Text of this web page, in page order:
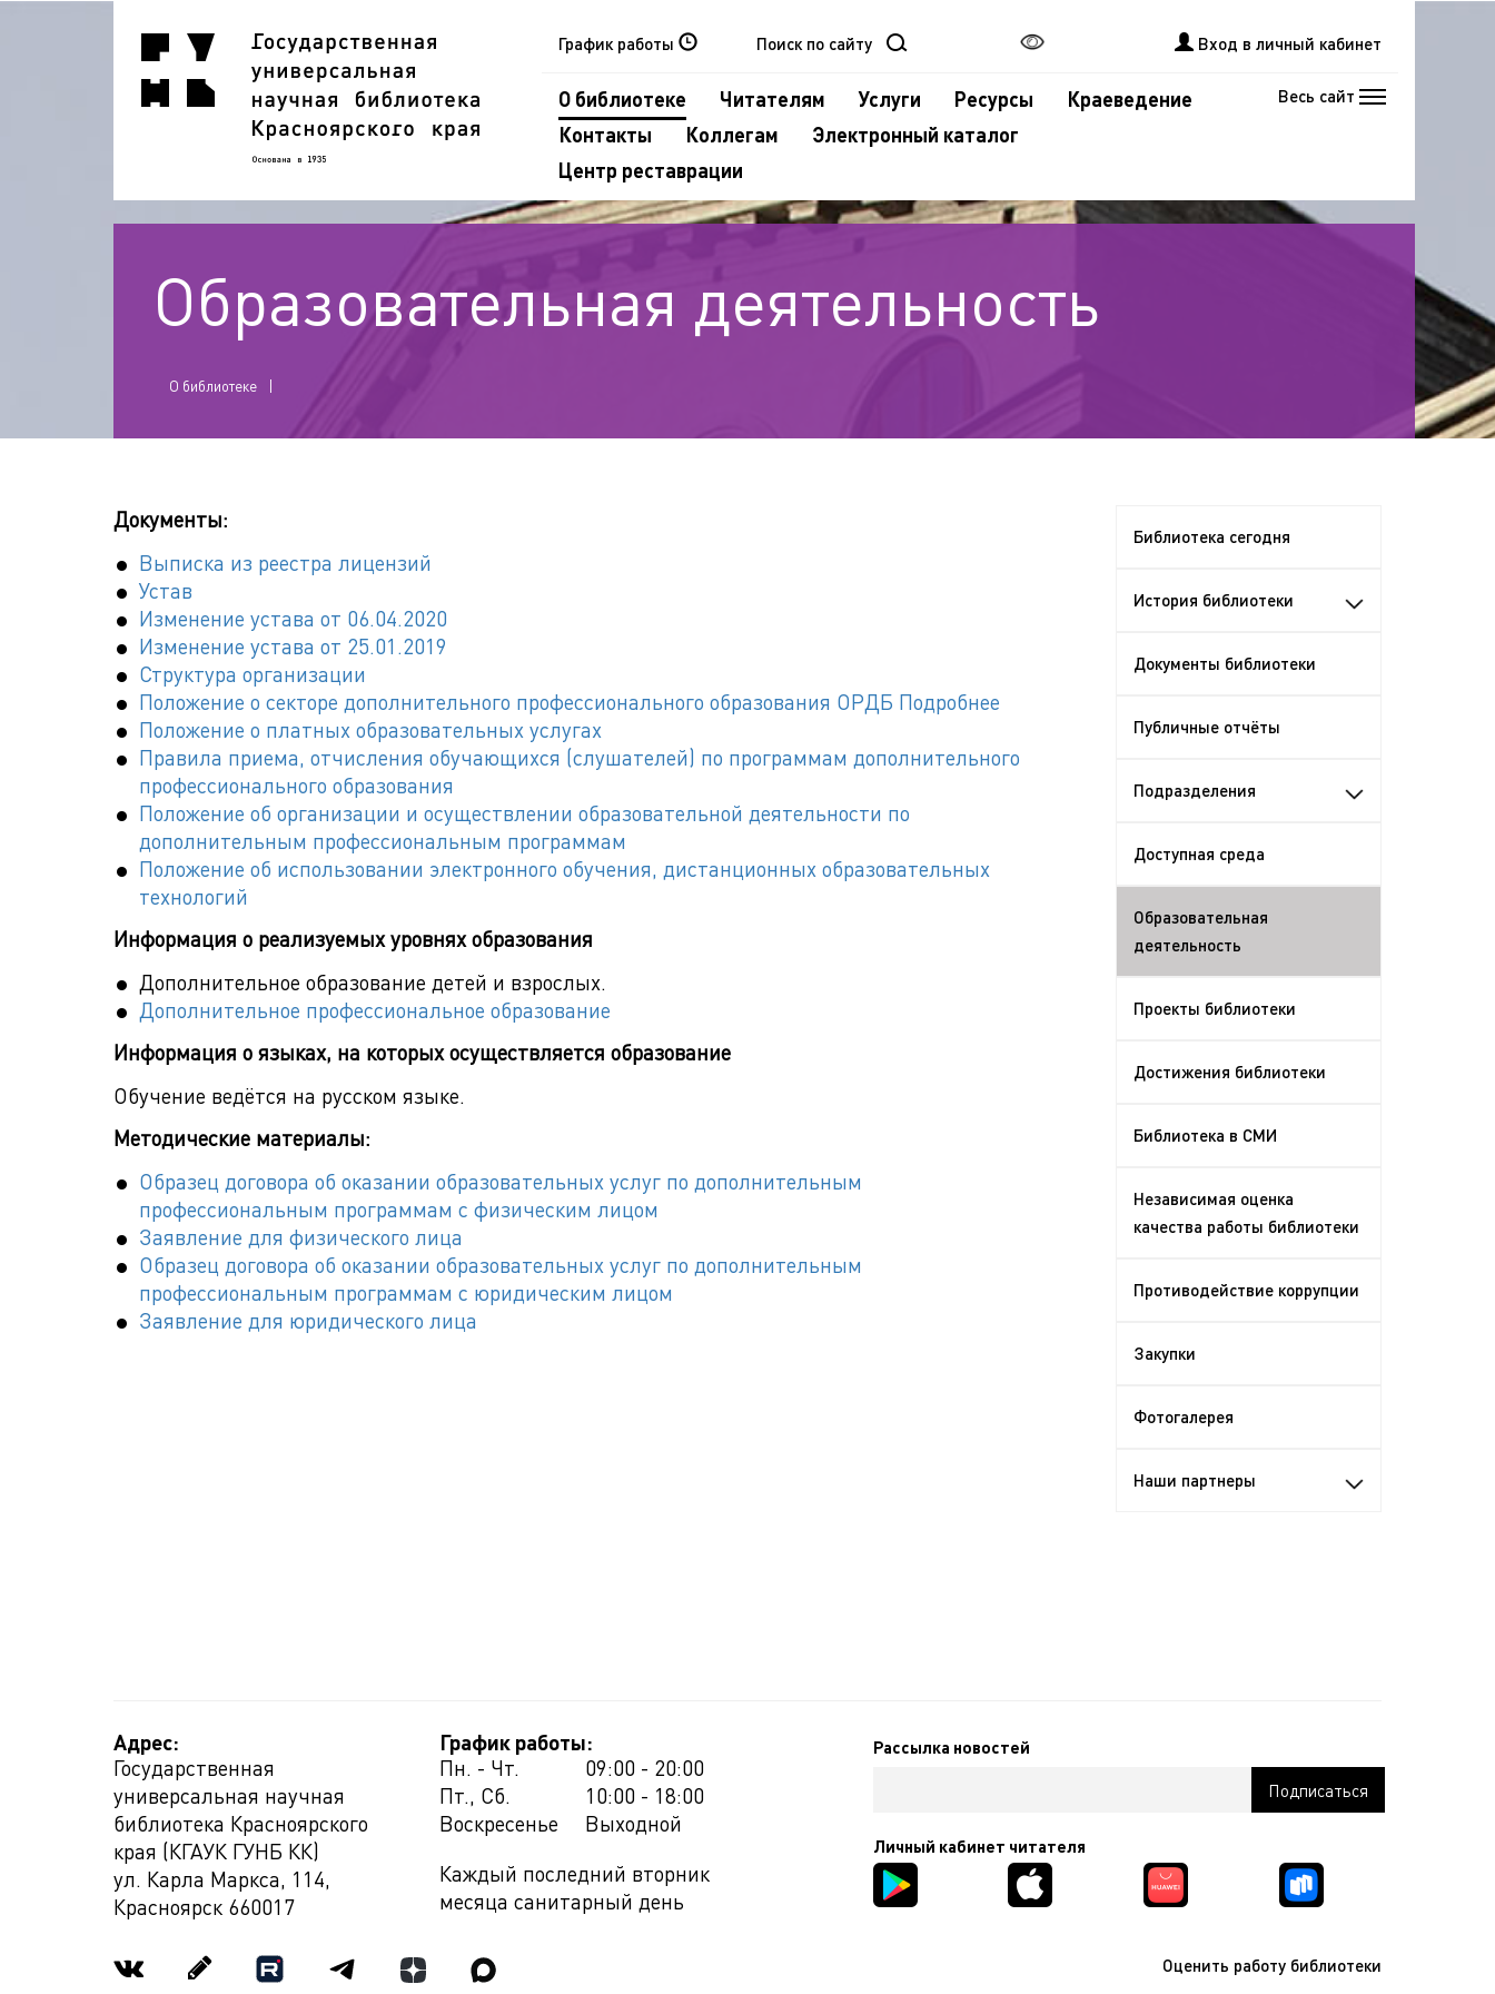
График работы Вход в личный кабинет
О библиотеке Читателям Услуги Ресурсы
Краеведение
Контакты
Коллегам
Электронный каталог
Центр реставрации
Весь сайт
Образовательная деятельность
О библиотеке
Документы:
Выписка из реестра лицензий
Устав
Изменение устава от 06.04.2020
Изменение устава от 25.01.2019
Структура организации
Положение о секторе дополнительного профессионального образования ОРДБ Подробнее
Положение о платных образовательных услугах
Правила приема, отчисления обучающихся (слушателей) по программам дополнительного
профессионального образования
Положение об организации и осуществлении образовательной деятельности по
дополнительным профессиональным программам
Положение об использовании электронного обучения, дистанционных образовательных
технологий
Информация о реализуемых уровнях образования
Дополнительное образование детей и взрослых.
Дополнительное профессиональное образование
Информация о языках, на которых осуществляется образование
Обучение ведётся на русском языке.
Методические материалы:
Образец договора об оказании образовательных услуг по дополнительным
профессиональным программам с физическим лицом
Заявление для физического лица
Образец договора об оказании образовательных услуг по дополнительным
профессиональным программам с юридическим лицом
Заявление для юридического лица
Библиотека сегодня
История библиотеки
Документы библиотеки
Публичные отчёты
Подразделения
Доступная среда
Образовательная
деятельность
Проекты библиотеки
Достижения библиотеки
Библиотека в СМИ
Независимая оценка
качества работы библиотеки
Противодействие коррупции
Закупки
Фотогалерея
Наши партнеры
Адрес:
Государственная
универсальная научная
библиотека Красноярского
края (КГАУК ГУНБ КК)
ул. Карла Маркса, 114,
Красноярск 660017
График работы:
Пн. - Чт.
09:00 - 20:00
Пт., Сб.
10:00 - 18:00
Воскресенье
Выходной
Каждый последний вторник
месяца санитарный день
Рассылка новостей
Личный кабинет читателя
Оценить работу библиотеки